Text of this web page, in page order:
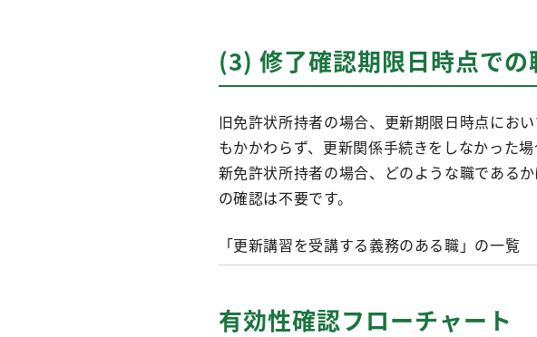
(3) 修了確認期限日時点での
旧免許状所持者の場合、更新期限日時点にお
もかかわらず、更新関係手続きをしなかった場
新免許状所持者の場合、どのような職である
の確認は不要です。
「更新講習を受講する義務のある職」の一覧
有効性確認フローチャート